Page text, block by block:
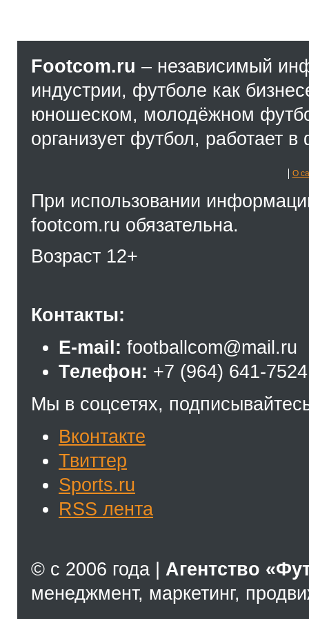
Footcom.ru – независимый
индустрии, футболе как
юношеском, молодёжном
организует футбол, работает
О
При использовании
footcom.ru обязательна.
Возраст 12+
Контакты:
E-mail: footballcom@mail.ru
Телефон: +7 (964) 641-7524
Мы в соцсетях,
Вконтакте
Твиттер
Sports.ru
RSS лента
© с 2006 года | Агентство
менеджмент, маркетинг,